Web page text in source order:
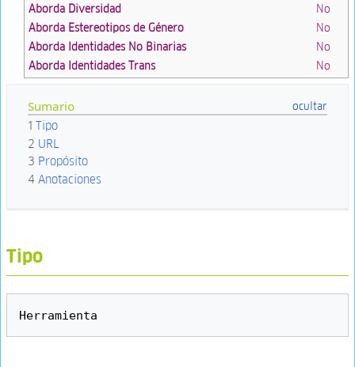
Aborda Diversidad
No
Aborda Estereotipos de Género
No
Aborda Identidades No Binarias
No
Aborda Identidades Trans
No
Sumario
1 Tipo
2 URL
3 Propósito
4 Anotaciones
Tipo